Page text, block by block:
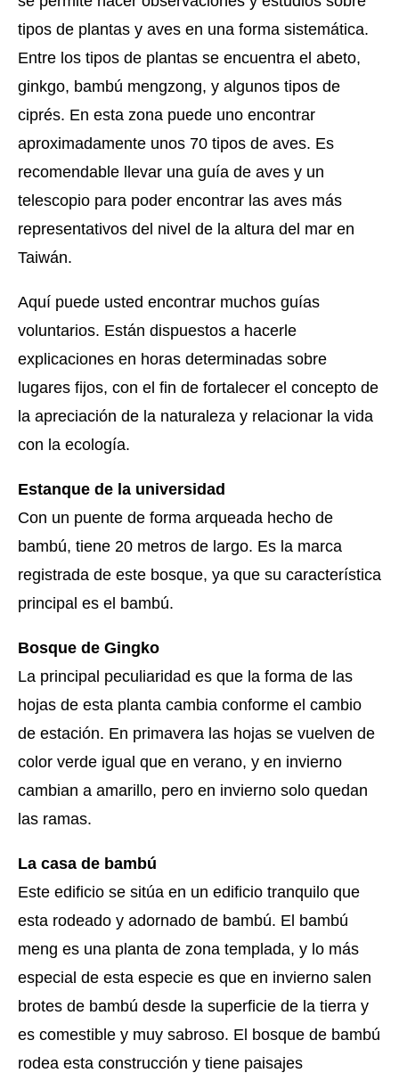
tipos de plantas y aves en una forma sistemática.
Entre los tipos de plantas se encuentra el abeto,
ginkgo, bambú mengzong, y algunos tipos de
ciprés. En esta zona puede uno encontrar
aproximadamente unos 70 tipos de aves. Es
recomendable llevar una guía de aves y un
telescopio para poder encontrar las aves más
representativos del nivel de la altura del mar en
Taiwán.
Aquí puede usted encontrar muchos guías
voluntarios. Están dispuestos a hacerle
explicaciones en horas determinadas sobre
lugares fijos, con el fin de fortalecer el concepto de
la apreciación de la naturaleza y relacionar la vida
con la ecología.
Estanque de la universidad
Con un puente de forma arqueada hecho de
bambú, tiene 20 metros de largo. Es la marca
registrada de este bosque, ya que su característica
principal es el bambú.
Bosque de Gingko
La principal peculiaridad es que la forma de las
hojas de esta planta cambia conforme el cambio
de estación. En primavera las hojas se vuelven de
color verde igual que en verano, y en invierno
cambian a amarillo, pero en invierno solo quedan
las ramas.
La casa de bambú
Este edificio se sitúa en un edificio tranquilo que
esta rodeado y adornado de bambú. El bambú
meng es una planta de zona templada, y lo más
especial de esta especie es que en invierno salen
brotes de bambú desde la superficie de la tierra y
es comestible y muy sabroso. El bosque de bambú
rodea esta construcción y tiene paisajes